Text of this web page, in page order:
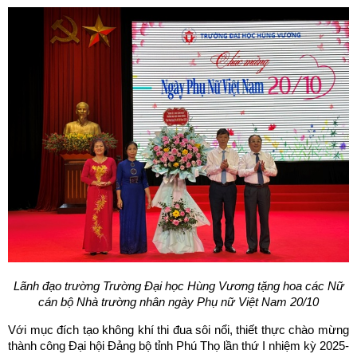
Lãnh đạo trườngTrường Đại học Hùng Vương tặng hoa các Nữ
cán bộ Nhà trường nhân ngày Phụ nữ Việt Nam 20/10
Với mục đích tạo không khí thi đua sôi nổi, thiết thực chào mừng
thành công Đại hội Đảng bộ tỉnh Phú Thọ lần thứ I nhiệm kỳ 2025-